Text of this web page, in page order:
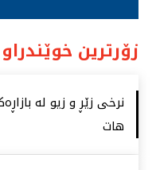
زۆرترین خوێندراو
نرخی زێڕ و زیو لە
هات